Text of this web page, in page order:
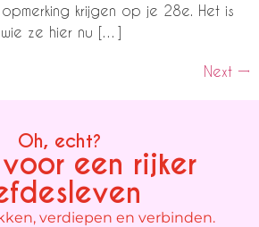
opmerking krijgen op je 28e. Het is
ze hier nu […]
Next →
Oh, echt?
een rijker
verdiepen en verbinden.